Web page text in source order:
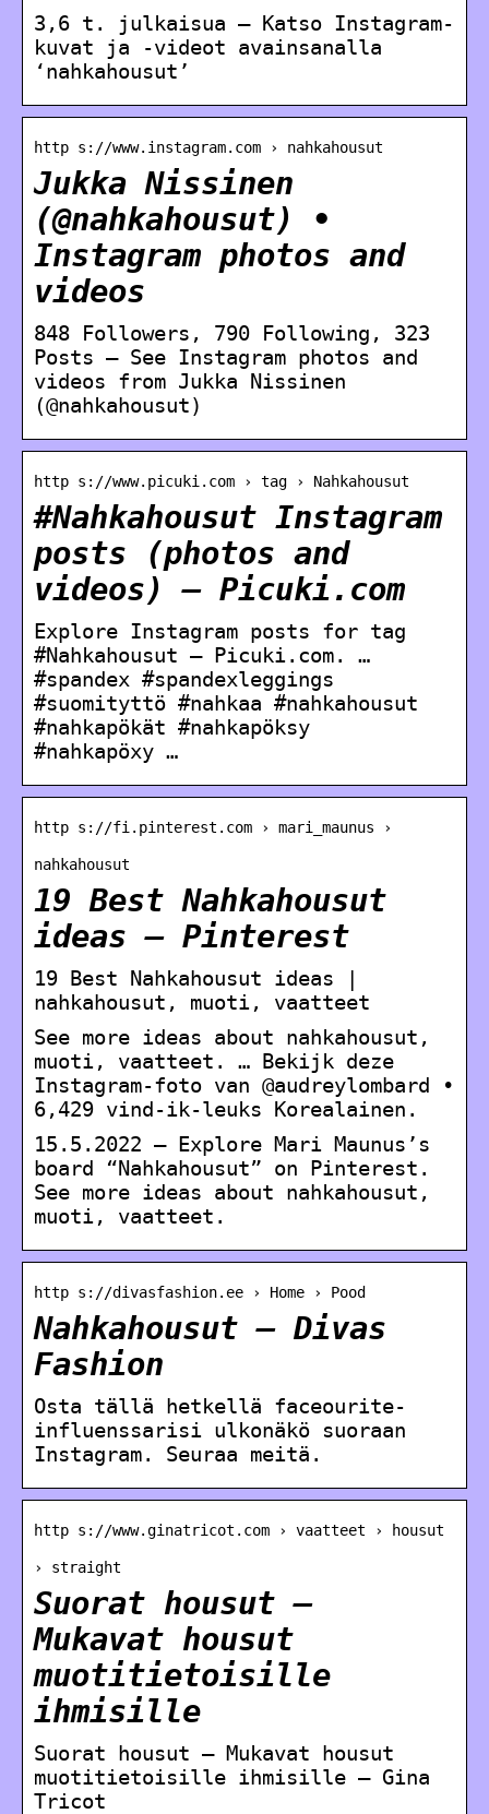
3,6 t. julkaisua – Katso Instagram-
kuvat ja -videot avainsanalla
‘nahkahousut’
http s://www.instagram.com › nahkahousut
Jukka Nissinen
(@nahkahousut) •
Instagram photos and
videos
848 Followers, 790 Following, 323
Posts – See Instagram photos and
videos from Jukka Nissinen
(@nahkahousut)
http s://www.picuki.com › tag › Nahkahousut
#Nahkahousut Instagram
posts (photos and
videos) – Picuki.com
Explore Instagram posts for tag
#Nahkahousut – Picuki.com. …
#spandex #spandexleggings
#suomityttö #nahkaa #nahkahousut
#nahkapökät #nahkapöksy
#nahkapöxy …
http s://fi.pinterest.com › mari_maunus ›
nahkahousut
19 Best Nahkahousut
ideas – Pinterest
19 Best Nahkahousut ideas |
nahkahousut, muoti, vaatteet
See more ideas about nahkahousut,
muoti, vaatteet. … Bekijk deze
Instagram-foto van @audreylombard •
6,429 vind-ik-leuks Korealainen.
15.5.2022 – Explore Mari Maunus’s
board “Nahkahousut” on Pinterest.
See more ideas about nahkahousut,
muoti, vaatteet.
http s://divasfashion.ee › Home › Pood
Nahkahousut – Divas
Fashion
Osta tällä hetkellä faceourite-
influenssarisi ulkonäkö suoraan
Instagram. Seuraa meitä.
http s://www.ginatricot.com › vaatteet › housut
› straight
Suorat housut –
Mukavat housut
muotitietoisille
ihmisille
Suorat housut – Mukavat housut
muotitietoisille ihmisille – Gina
Tricot